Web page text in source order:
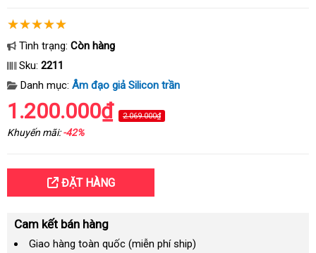
Tình trạng: Còn hàng
Sku: 2211
Danh mục: Âm đạo giả Silicon trần
1.200.000₫ 2.069.000₫
Khuyến mãi:-42%
ĐẶT HÀNG
Cam kết bán hàng
Giao hàng toàn quốc (miễn phí ship)